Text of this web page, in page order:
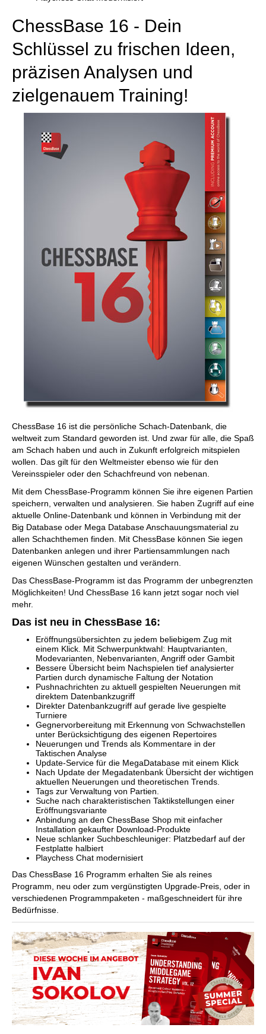
ChessBase 16 - Dein
Schlüssel zu frischen Ideen,
präzisen Analysen und
zielgenauem Training!
ChessBase 16 ist die persönliche Schach-Datenbank, die
weltweit zum Standard geworden ist. Und zwar für alle, die Spaß
am Schach haben und auch in Zukunft erfolgreich mitspielen
wollen. Das gilt für den Weltmeister ebenso wie für den
Vereinsspieler oder den Schachfreund von nebenan.
Mit dem ChessBase-Programm können Sie ihre eigenen Partien
speichern, verwalten und analysieren. Sie haben Zugriff auf eine
aktuelle Online-Datenbank und können in Verbindung mit der
Big Database oder Mega Database Anschauungsmaterial zu
allen Schachthemen finden. Mit ChessBase können Sie iegen
Datenbanken anlegen und ihrer Partiensammlungen nach
eigenen Wünschen gestalten und verändern.
Das ChessBase-Programm ist das Programm der unbegrenzten
Möglichkeiten! Und ChessBase 16 kann jetzt sogar noch viel
mehr.
Das ist neu in ChessBase 16:
Eröffnungsübersichten zu jedem beliebigem Zug mit
einem Klick. Mit Schwerpunktwahl: Hauptvarianten,
Modevarianten, Nebenvarianten, Angriff oder Gambit
Bessere Übersicht beim Nachspielen tief analysierter
Partien durch dynamische Faltung der Notation
Pushnachrichten zu aktuell gespielten Neuerungen mit
direktem Datenbankzugriff
Direkter Datenbankzugriff auf gerade live gespielte
Turniere
Gegnervorbereitung mit Erkennung von Schwachstellen
unter Berücksichtigung des eigenen Repertoires
Neuerungen und Trends als Kommentare in der
Taktischen Analyse
Update-Service für die MegaDatabase mit einem Klick
Nach Update der Megadatenbank Übersicht der wichtigen
aktuellen Neuerungen und theoretischen Trends.
Tags zur Verwaltung von Partien.
Suche nach charakteristischen Taktikstellungen einer
Eröffnungsvariante
Anbindung an den ChessBase Shop mit einfacher
Installation gekaufter Download-Produkte
Neue schlanker Suchbeschleuniger: Platzbedarf auf der
Festplatte halbiert
Playchess Chat modernisiert
Das ChessBase 16 Programm erhalten Sie als reines
Programm, neu oder zum vergünstigten Upgrade-Preis, oder in
verschiedenen Programmpaketen - maßgeschneidert für ihre
Bedürfnisse.